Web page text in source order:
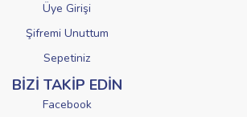
Üye Girişi
Şifremi Unuttum
Sepetiniz
BİZİ TAKİP EDİN
Facebook